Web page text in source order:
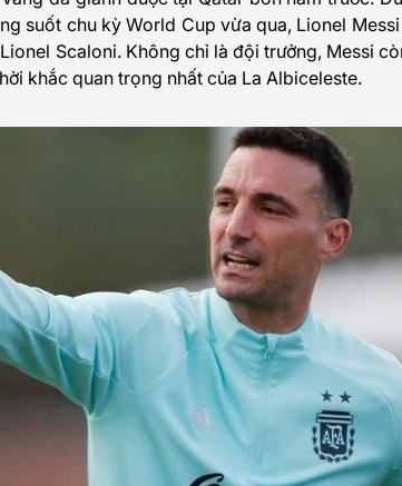
suốt chu kỳ World Cup vừa qua, Lionel
Scaloni. Không chỉ là đội trưởng, Messi
khắc quan trọng nhất của La Albiceleste.